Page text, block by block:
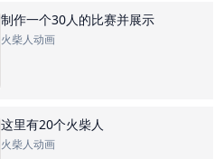
制作一个30人的比赛并展示
火柴人动画
这里有20个火柴人
火柴人动画